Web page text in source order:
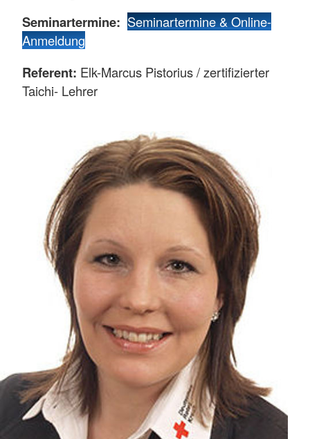
Seminartermine: Seminartermine & Online-
Anmeldung
Referent: Elk-Marcus Pistorius / zertifizierter
Taichi- Lehrer